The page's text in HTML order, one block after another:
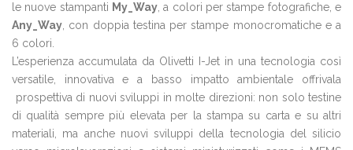
le nuove stampanti My_Way , a colori per stampe fotografiche, e
Any_Way , con doppia testina per stampe monocromatiche e a
6 colori.
L’esperienza accumulata da Olivetti I-Jet in una tecnologia così
versatile, innovativa e a basso impatto ambientale offrivala
prospettiva di nuovi sviluppi in molte direzioni: non solo testine
di qualità sempre più elevata per la stampa su carta e su altri
materiali, ma anche nuovi sviluppi della tecnologia del silicio